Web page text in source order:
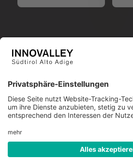
Cookies
Transparenz